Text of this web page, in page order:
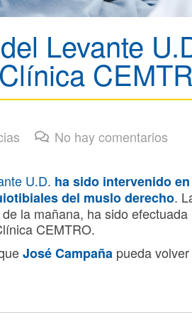
Levante
No hay comentarios
U.D. ha sido intervenido en
del muslo derecho.
la mañana, ha sido efectuada
CEMTRO.
José Campaña pueda